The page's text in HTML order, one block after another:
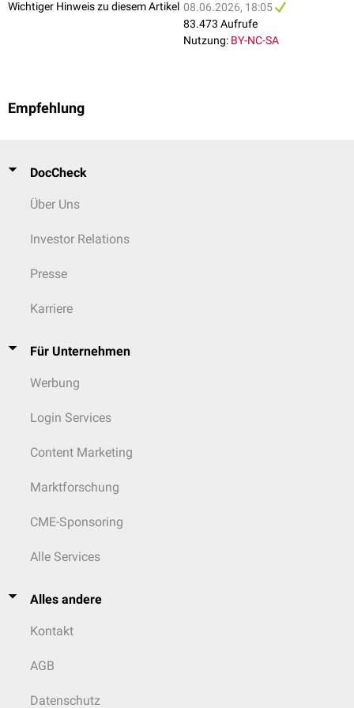
Wichtiger Hinweis zu diesem Artikel 08.06.2026, 18:05
83.473 Aufrufe
Nutzung: BY-NC-SA
Empfehlung
DocCheck
Über Uns
Investor Relations
Presse
Karriere
Für Unternehmen
Werbung
Login Services
Content Marketing
Marktforschung
CME-Sponsoring
Alle Services
Alles andere
Kontakt
AGB
Datenschutz